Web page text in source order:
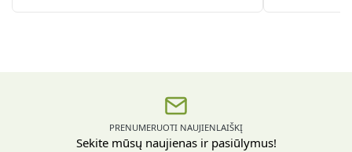
PRENUMERUOTI NAUJIENLAIŠKĮ
Sekite mūsų naujienas ir pasiūlymus!